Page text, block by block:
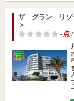
ザ グラン リゾ
＞
-点/